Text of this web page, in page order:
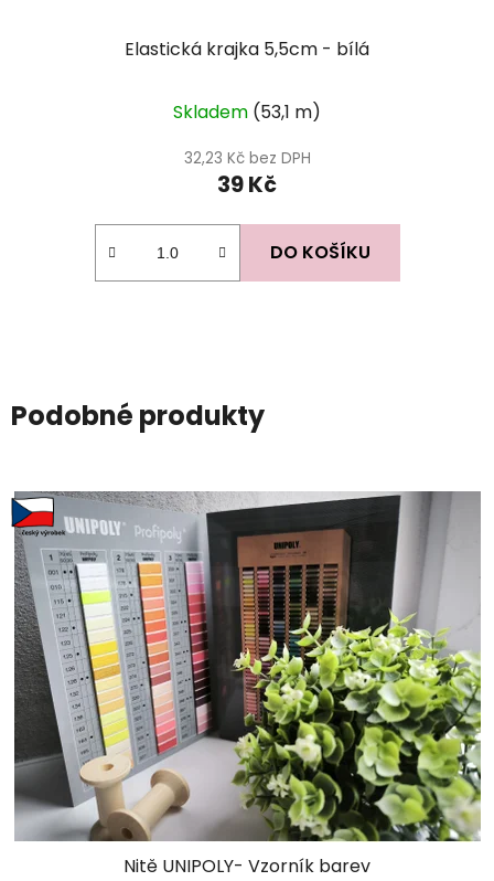
Elastická krajka 5,5cm - bílá
Skladem (53,1 m)
32,23 Kč bez DPH
39 Kč
DO KOŠÍKU
Podobné produkty
Nitě UNIPOLY- Vzorník barev